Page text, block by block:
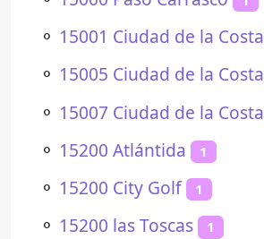
⚬ 15001 Ciudad de la Costa
⚬ 15005 Ciudad de la Costa
⚬ 15007 Ciudad de la Costa
⚬ 15200 Atlántida 1
⚬ 15200 City Golf 1
⚬ 15200 las Toscas 1